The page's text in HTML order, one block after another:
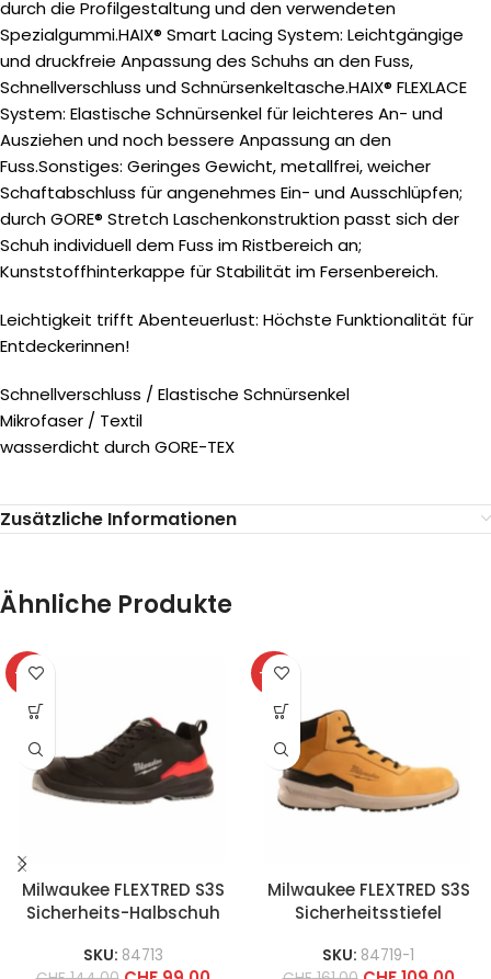
durch die Profilgestaltung und den verwendeten
Spezialgummi.HAIX® Smart Lacing System: Leichtgängige
und druckfreie Anpassung des Schuhs an den Fuss,
Schnellverschluss und Schnürsenkeltasche.HAIX® FLEXLACE
System: Elastische Schnürsenkel für leichteres An- und
Ausziehen und noch bessere Anpassung an den
Fuss.Sonstiges: Geringes Gewicht, metallfrei, weicher
Schaftabschluss für angenehmes Ein- und Ausschlüpfen;
durch GORE® Stretch Laschenkonstruktion passt sich der
Schuh individuell dem Fuss im Ristbereich an;
Kunststoffhinterkappe für Stabilität im Fersenbereich.
Leichtigkeit trifft Abenteuerlust: Höchste Funktionalität für
Entdeckerinnen!
Schnellverschluss / Elastische Schnürsenkel
Mikrofaser / Textil
wasserdicht durch GORE-TEX
Zusätzliche Informationen
Ähnliche Produkte
-31%
Milwaukee FLEXTRED S3S
Sicherheits-Halbschuh
SKU: 84713
-32%
Milwaukee FLEXTRED S3S
Sicherheitsstiefel
SKU: 84719-1